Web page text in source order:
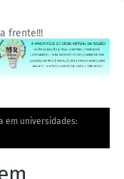
frente!!!
em universidades: